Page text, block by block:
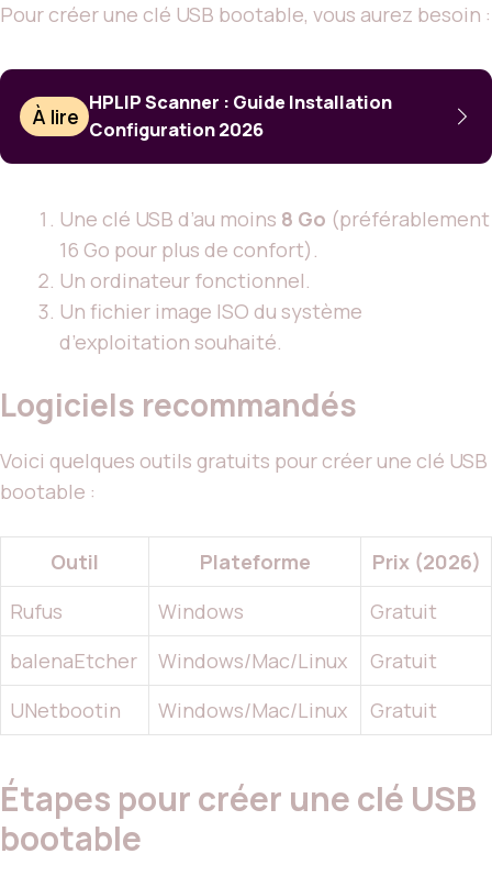
Pour créer une clé USB bootable, vous aurez besoin :
À lire
HPLIP Scanner : Guide Installation
Configuration 2026
Une clé USB d’au moins 8 Go (préférablement
16 Go pour plus de confort).
Un ordinateur fonctionnel.
Un fichier image ISO du système
d’exploitation souhaité.
Logiciels recommandés
Voici quelques outils gratuits pour créer une clé USB
bootable :
Outil Plateforme
Prix (2026)
Rufus
Windows
Gratuit
balenaEtcher
Windows/Mac/Linux
Gratuit
UNetbootin
Windows/Mac/Linux Gratuit
Étapes pour créer une clé USB
bootable